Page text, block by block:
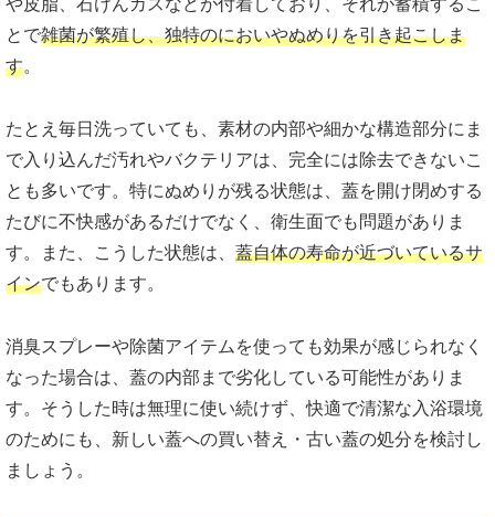
や皮脂、石けんカスなどが付着しており、それが蓄積するこ
とで雑菌が繁殖し、独特のにおいやぬめりを引き起こしま
す。
たとえ毎日洗っていても、素材の内部や細かな構造部分にま
で入り込んだ汚れやバクテリアは、完全には除去できないこ
とも多いです。特にぬめりが残る状態は、蓋を開け閉めする
たびに不快感があるだけでなく、衛生面でも問題がありま
す。また、こうした状態は、 蓋自体の寿命が近づいているサ
インでもあります。
消臭スプレーや除菌アイテムを使っても効果が感じられなく
なった場合は、蓋の内部まで劣化している可能性がありま
す。そうした時は無理に使い続けず、快適で清潔な入浴環境
のためにも、新しい蓋への買い替え・古い蓋の処分を検討し
ましょう。